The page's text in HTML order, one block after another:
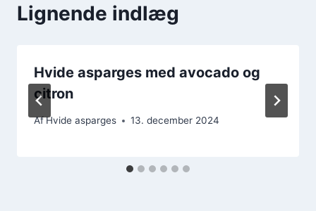
Lignende indlæg
Hvide asparges med avocado og
citron
AfHvide asparges 13. december 2024